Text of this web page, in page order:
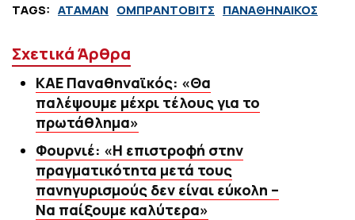
TAGS: ΑΤΑΜΑΝ ΟΜΠΡΑΝΤΟΒΙΤΣ ΠΑΝΑΘΗΝΑΙΚΟΣ
Σχετικά Άρθρα
ΚΑΕ Παναθηναϊκός: «Θα
παλέψουμε μέχρι τέλους για το
πρωτάθλημα»
Φουρνιέ: «Η επιστροφή στην
πραγματικότητα μετά τους
πανηγυρισμούς δεν είναι εύκολη –
Να παίξουμε καλύτερα»